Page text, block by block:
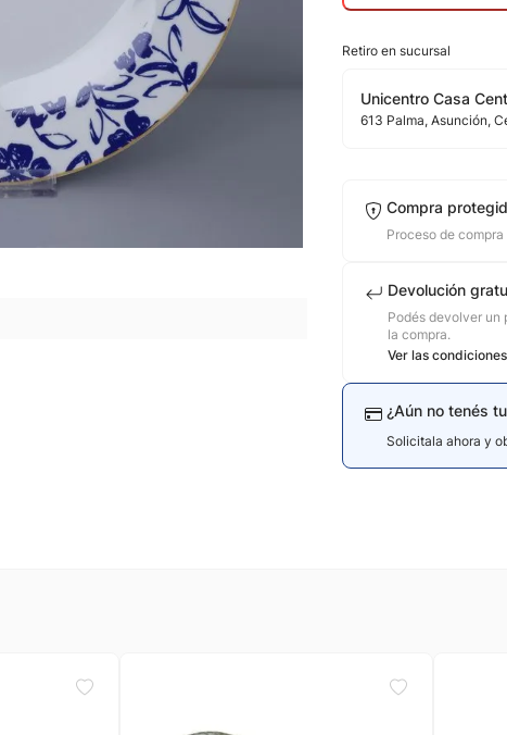
Retiro en sucursal
Unicentro Casa
613 Palma, Asunción,
Compra
Proceso de
Devolución
Podés devolver un
la compra.
Ver las condiciones
¿Aún no tenés
Solicitala ahora y